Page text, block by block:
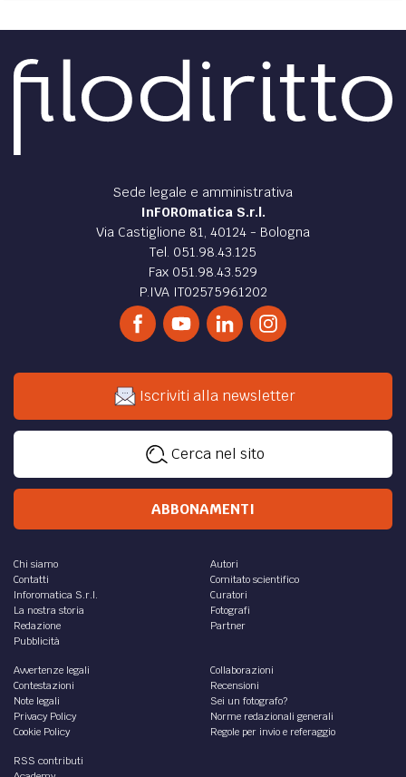
Sede legale e amministrativa
InFOROmatica S.r.l.
Via Castiglione 81, 40124 - Bologna
Tel. 051.98.43.125
Fax 051.98.43.529
P.IVA IT02575961202
Iscriviti alla newsletter
Cerca nel sito
ABBONAMENTI
Chi siamo
Contatti
Inforomatica S.r.l.
La nostra storia
Redazione
Pubblicità
Autori
Comitato scientifico
Curatori
Fotografi
Partner
Avvertenze legali
Contestazioni
Note legali
Privacy Policy
Cookie Policy
Collaborazioni
Recensioni
Sei un fotografo?
Norme redazionali generali
Regole per invio e referaggio
RSS contributi